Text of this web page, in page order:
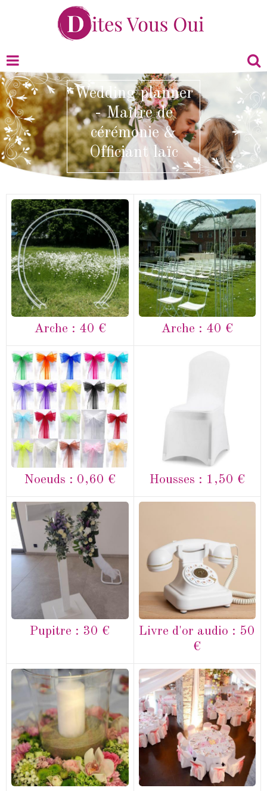
Wedding planner
- Maître de
cérémonie &
Officiant laïc
Arche : 40 € Arche : 40 €
Noeuds : 0,60 € Housses : 1,50 €
Pupitre : 30 €
Livre d'or audio : 50
€